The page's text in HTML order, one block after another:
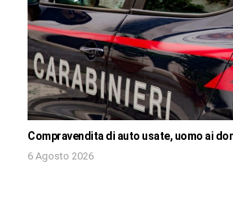
Compravendita di auto usate, uomo ai
6 Agosto 2026